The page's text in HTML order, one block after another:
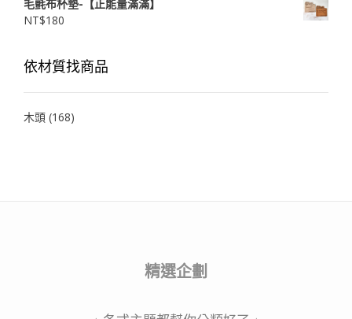
毛氈布杯墊-【正能量滿滿】
NT$180
依材質找商品
木頭 (168)
精選企劃